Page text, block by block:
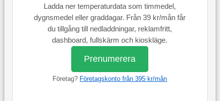
Ladda ner temperaturdata som timmedel,
dygnsmedel eller graddagar. Från 39 kr/mån får
du tillgång till nedladdningar, reklamfritt,
dashboard, fullskärm och kioskläge.
Prenumerera
Företag? Företagskonto från 395 kr/mån